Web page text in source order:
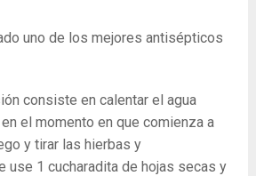
uno de los mejores antisépticos
consiste en calentar el agua
el momento en que comienza a
y tirar las hierbas y
use 1 cucharadita de hojas secas y